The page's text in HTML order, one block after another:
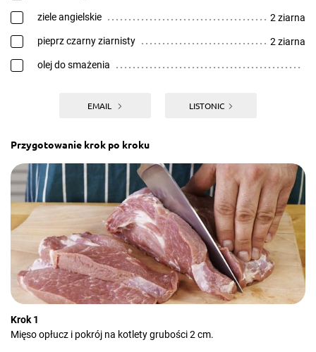
ziele angielskie 2 ziarna
pieprz czarny ziarnisty 2 ziarna
olej do smażenia
EMAIL LISTONIC
Przygotowanie krok po kroku
Krok 1
Mięso opłucz i pokrój na kotlety grubości 2 cm.